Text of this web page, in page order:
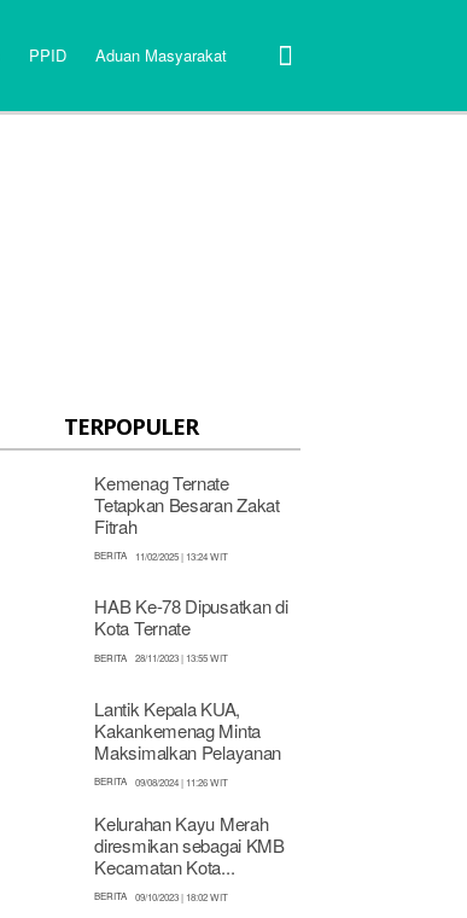
PPID Aduan Masyarakat
TERPOPULER
Kemenag Ternate
Tetapkan Besaran Zakat
Fitrah
BERITA 11/02/2025 | 13:24 WIT
HAB Ke-78 Dipusatkan di
Kota Ternate
BERITA 28/11/2023 | 13:55 WIT
Lantik Kepala KUA,
Kakankemenag Minta
Maksimalkan Pelayanan
BERITA 09/08/2024 | 11:26 WIT
Kelurahan Kayu Merah
diresmikan sebagai KMB
Kecamatan Kota...
BERITA 09/10/2023 | 18:02 WIT